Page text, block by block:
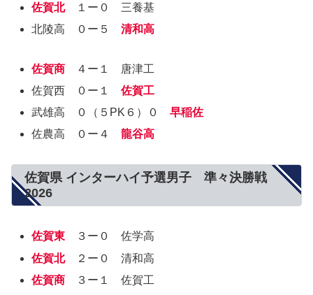
佐賀北１ー０ 三養基
北陵高 ０ー５清和高
佐賀商 ４ー１ 唐津工
佐賀西 ０ー１佐賀工
武雄高 ０（５PK６）０早稲佐
佐農高 ０ー４龍谷高
佐賀県 インターハイ予選男子 準々決勝戦
2026
佐賀東 ３ー０ 佐学高
佐賀北２ー０ 清和高
佐賀商 ３ー１ 佐賀工